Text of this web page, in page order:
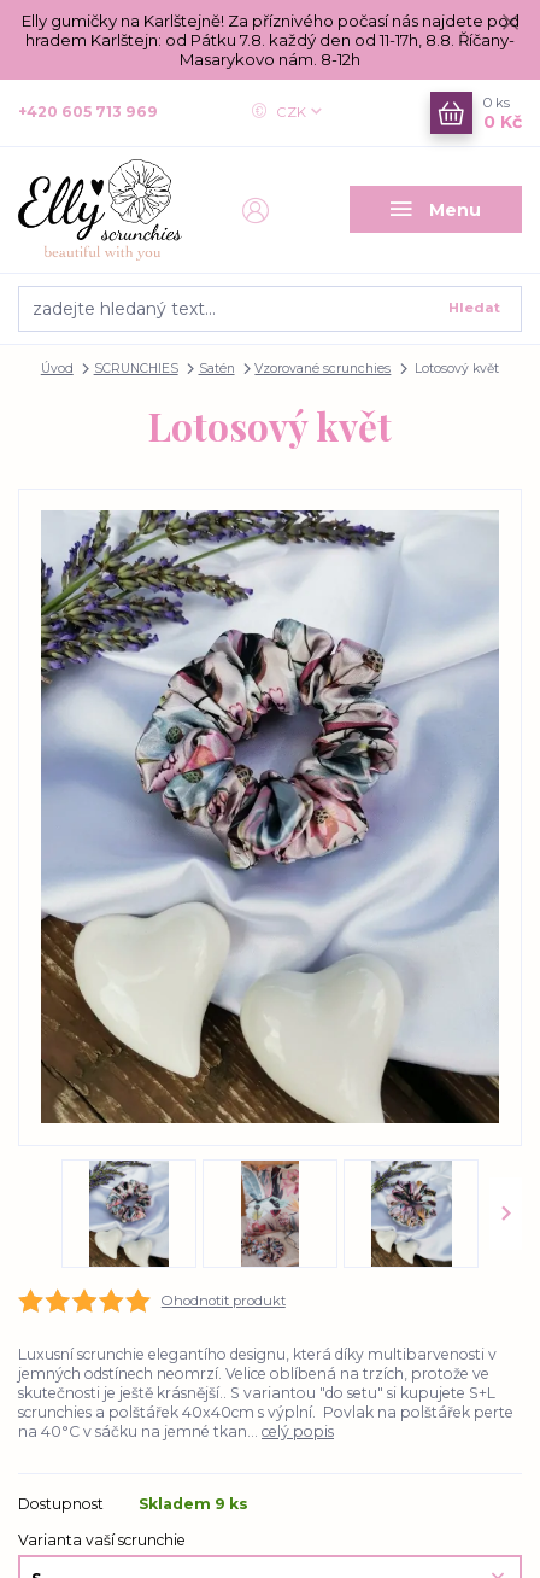
Elly gumičky na Karlštejně! Za příznivého počasí nás najdete pod
hradem Karlštejn: od Pátku 7.8. každý den od 11-17h, 8.8. Říčany-
Masarykovo nám. 8-12h
Menu
CZK
Hledat
+420 605 713 969
0 ks
0 Kč
Úvod SCRUNCHIES Satén Vzorované scrunchies Lotosový květ
Lotosový květ
Ohodnotit produkt
Luxusní scrunchie elegantího designu, která díky multibarvenosti v
jemných odstínech neomrzí. Velice oblíbená na trzích, protože ve
skutečnosti je ještě krásnější.. S variantou "do setu" si kupujete S+L
scrunchies a polštářek 40x40cm s výplní. Povlak na polštářek perte
na 40°C v sáčku na jemné tkan... celý popis
Dostupnost
Skladem 9 ks
Varianta vaší scrunchie